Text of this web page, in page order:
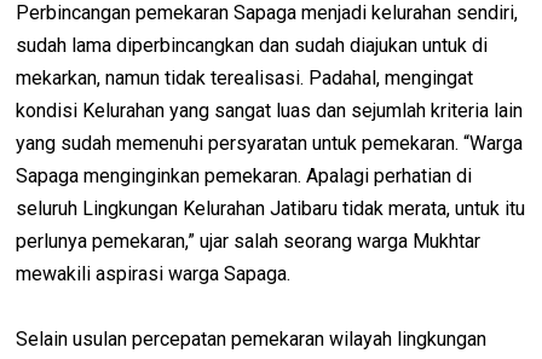
Perbincangan pemekaran Sapaga menjadi kelurahan sendiri,
sudah lama diperbincangkan dan sudah diajukan untuk di
mekarkan, namun tidak terealisasi. Padahal, mengingat
kondisi Kelurahan yang sangat luas dan sejumlah kriteria lain
yang sudah memenuhi persyaratan untuk pemekaran. “Warga
Sapaga menginginkan pemekaran. Apalagi perhatian di
seluruh Lingkungan Kelurahan Jatibaru tidak merata, untuk itu
perlunya pemekaran,” ujar salah seorang warga Mukhtar
mewakili aspirasi warga Sapaga.
Selain usulan percepatan pemekaran wilayah lingkungan